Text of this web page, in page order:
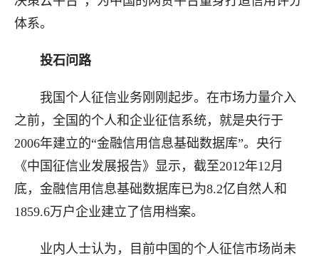
体系。
投石问路
我国个人征信业务刚刚起步。在市场力量介入
之前，全国的个人和企业征信系统，就是央行于
2006年建立的“金融信用信息基础数据库”。央行
《中国征信业发展报告》显示，截至2012年12月
底，金融信用信息基础数据库已为8.2亿自然人和
1859.6万户企业建立了信用档案。
业内人士认为，目前中国的个人征信市场尚未